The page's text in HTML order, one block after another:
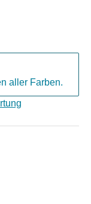
aller Farben.